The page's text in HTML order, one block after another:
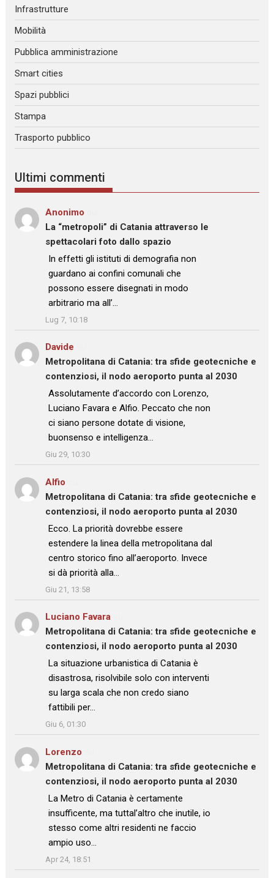
Infrastrutture
Mobilità
Pubblica amministrazione
Smart cities
Spazi pubblici
Stampa
Trasporto pubblico
Ultimi commenti
Anonimo
La “metropoli” di Catania attraverso le
spettacolari foto dallo spazio
: “
In effetti gli istituti di demografia non
guardano ai confini comunali che
possono essere disegnati in modo
arbitrario ma all’…
”
Lug 7, 10:18
Davide
Metropolitana di Catania: tra sfide geotecniche e
contenziosi, il nodo aeroporto punta al 2030
: “
Assolutamente d’accordo con Lorenzo,
Luciano Favara e Alfio. Peccato che non
ci siano persone dotate di visione,
buonsenso e intelligenza…
”
Giu 29, 10:30
Alfio
Metropolitana di Catania: tra sfide geotecniche e
contenziosi, il nodo aeroporto punta al 2030
: “
Ecco. La priorità dovrebbe essere
estendere la linea della metropolitana dal
centro storico fino all’aeroporto. Invece
si dà priorità alla…
”
Giu 21, 13:58
Luciano Favara
Metropolitana di Catania: tra sfide geotecniche e
contenziosi, il nodo aeroporto punta al 2030
: “La situazione urbanistica di Catania è
disastrosa, risolvibile solo con interventi
su larga scala che non credo siano
fattibili per…
Giu 6, 01:30
Lorenzo
Metropolitana di Catania: tra sfide geotecniche e
contenziosi, il nodo aeroporto punta al 2030
: “La Metro di Catania è certamente
insufficente, ma tuttal’altro che inutile, io
stesso come altri residenti ne faccio
ampio uso…
”
Apr 24, 18:51